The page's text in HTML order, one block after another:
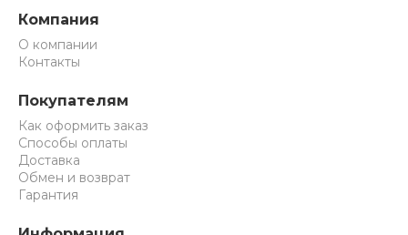
Компания
О компании
Контакты
Покупателям
Как оформить заказ
Способы оплаты
Доставка
Обмен и возврат
Гарантия